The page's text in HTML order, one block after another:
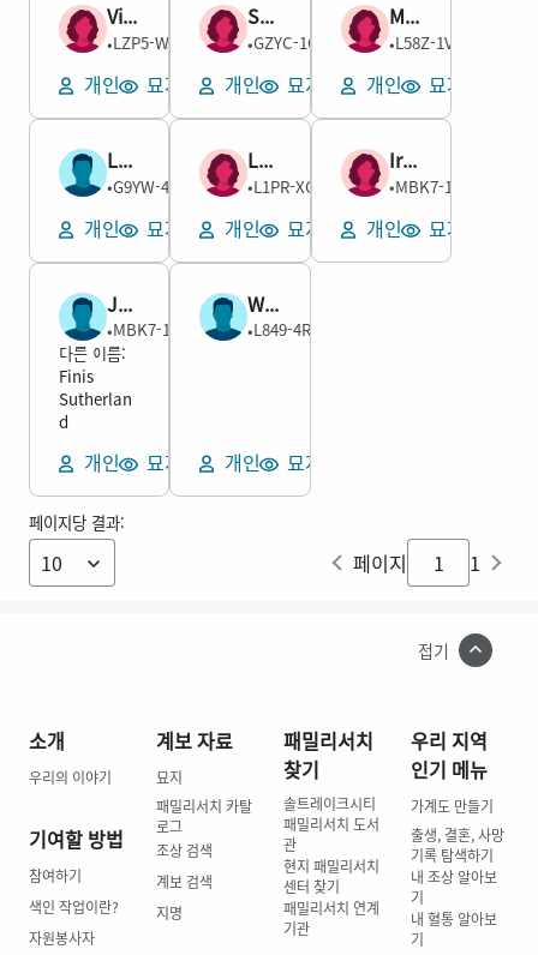
Virginia Margaret Fuller
여성
1882–1982
•LZP5-WM7
개인 묘지 보기
Sylvia Octavia Bam Fuller
여성
1886–1968
•GZYC-1QG
개인 묘지 보기
Maude Honaker
여성
1896–1976
•L58Z-1V3
개인 묘지 보기
Lonzo A. Mullins
남성
1920–1994
•G9YW-4MF
개인 묘지 보기
Lacey Virginia O’Quinn
여성
1910–1954
•L1PR-XCS
개인 묘지 보기
Irene Gladys Sutherland
여성
1911–1949
•MBK7-1FJ
개인 묘지 보기
Jerry Finis Sutherland
남성
1909–1987
•MBK7-1XD
ᄃᄅ ᄋᄅ:
Finis
Sutherlan
d
개인 묘지 보기
William Arvil Sykes
남성
1908–1998
•L849-4RM
개인 묘지 보기
페이지당 결과:
페이지 1
접기
소개
우리의 이야기
기여할 방법
참여하기
색인 작업이란?
자원봉사자
계보 자료
묘지
패밀리서치 카탈
로그
조상 검색
계보 검색
지명
패밀리서치
찾기
솔트레이크시티
패밀리서치 도서
관
현지 패밀리서치
센터 찾기
패밀리서치 연계
기관
우리 지역
인기 메뉴
가계도 만들기
출생, 결혼, 사망
기록 탐색하기
내 조상 알아보
기
내 혈통 알아보
기